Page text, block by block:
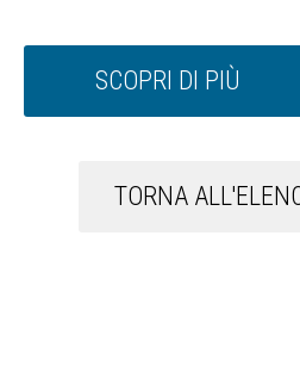
SCOPRI DI PIÙ
TORNA